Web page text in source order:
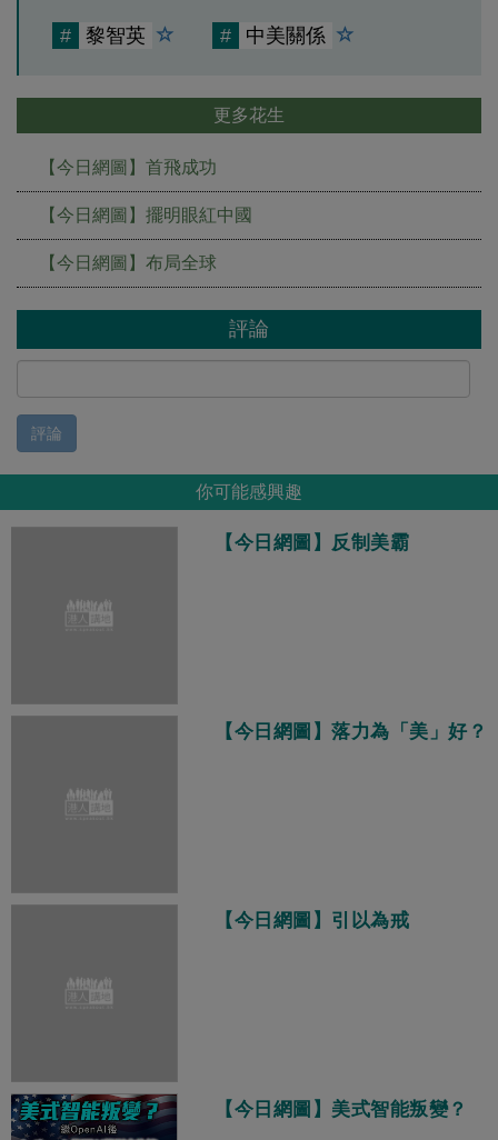
# 黎智英 # 中美關係
更多花生
【今日網圖】首飛成功
【今日網圖】擺明眼紅中國
【今日網圖】布局全球
評論
評論
你可能感興趣
【今日網圖】反制美霸
【今日網圖】落力為「美」好？
【今日網圖】引以為戒
【今日網圖】美式智能叛變？